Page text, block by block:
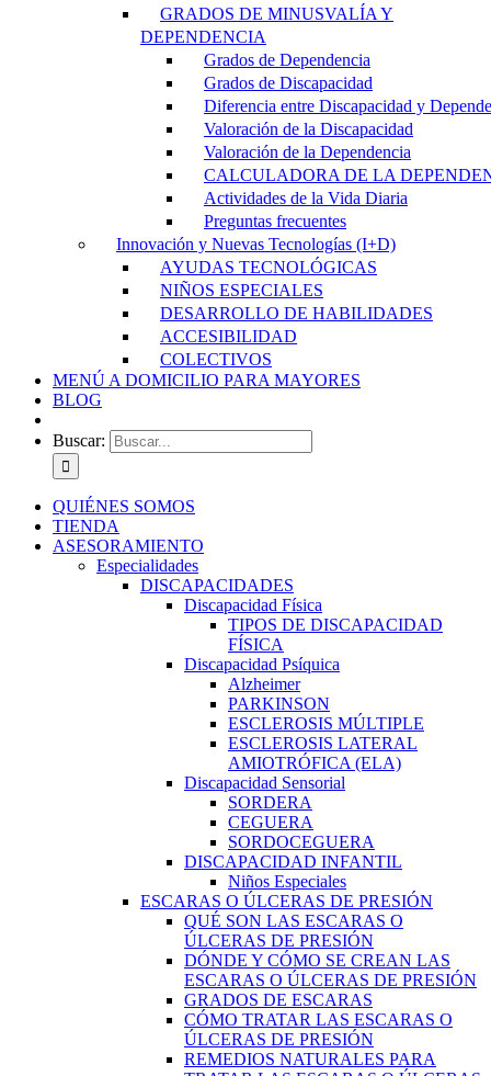
GRADOS DE MINUSVALÍA Y
DEPENDENCIA
Grados de Dependencia
Grados de Discapacidad
Diferencia entre Discapacidad y
Valoración de la Discapacidad
Valoración de la Dependencia
CALCULADORA DE LA
Actividades de la Vida Diaria
Preguntas frecuentes
Innovación y Nuevas Tecnologías (I+D)
AYUDAS TECNOLÓGICAS
NIÑOS ESPECIALES
DESARROLLO DE HABILIDADES
ACCESIBILIDAD
COLECTIVOS
MENÚ A DOMICILIO PARA MAYORES
BLOG
Buscar:
QUIÉNES SOMOS
TIENDA
ASESORAMIENTO
Especialidades
DISCAPACIDADES
Discapacidad Física
TIPOS DE DISCAPACIDAD
FÍSICA
Discapacidad Psíquica
Alzheimer
PARKINSON
ESCLEROSIS MÚLTIPLE
ESCLEROSIS LATERAL
AMIOTRÓFICA (ELA)
Discapacidad Sensorial
SORDERA
CEGUERA
SORDOCEGUERA
DISCAPACIDAD INFANTIL
Niños Especiales
ESCARAS O ÚLCERAS DE PRESIÓN
QUÉ SON LAS ESCARAS O
ÚLCERAS DE PRESIÓN
DÓNDE Y CÓMO SE CREAN LAS
ESCARAS O ÚLCERAS DE PRESIÓN
GRADOS DE ESCARAS
CÓMO TRATAR LAS ESCARAS O
ÚLCERAS DE PRESIÓN
REMEDIOS NATURALES PARA